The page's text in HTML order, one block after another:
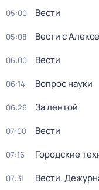
05:00 Вести
05:08 Вести с
06:00 Вести
06:14 Вопрос науки
06:26 За лентой
07:00 Вести
07:16 Городские
07:31 Вести.